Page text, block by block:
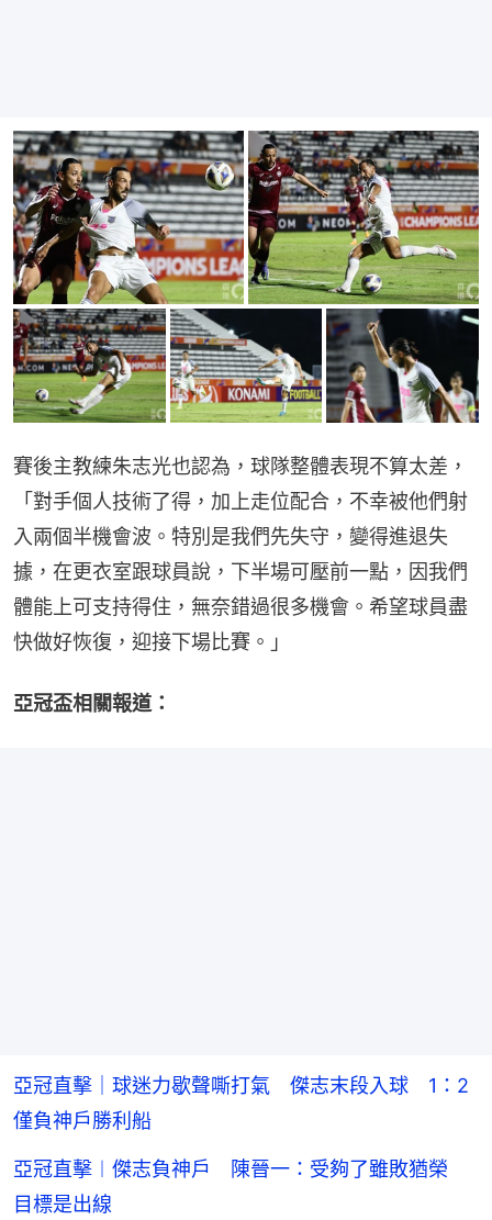
賽後主教練朱志光也認為，球隊整體表現不算太差，
「對手個人技術了得，加上走位配合，不幸被他們射
入兩個半機會波。特別是我們先失守，變得進退失
據，在更衣室跟球員說，下半場可壓前一點，因我們
體能上可支持得住，無奈錯過很多機會。希望球員盡
快做好恢復，迎接下場比賽。」
亞冠盃相關報道：
亞冠直擊｜球迷力歇聲嘶打氣 傑志末段入球 1：2
僅負神戶勝利船
亞冠直擊︱傑志負神戶 陳晉一：受夠了雖敗猶榮
目標是出線